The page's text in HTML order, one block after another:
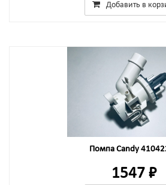
Добавить в
Помпа Candy
1547 ₽